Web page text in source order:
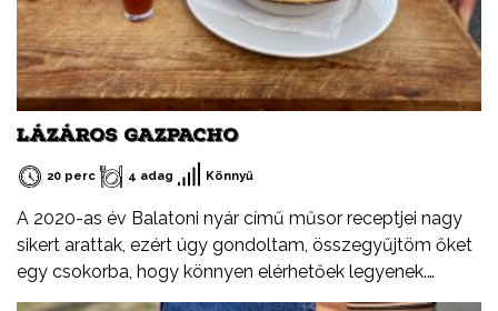
LÁZÁROS GAZPACHO
20 perc 4 adag Könnyű
A 2020-as év Balatoni nyár című műsor receptjei nagy
sikert arattak, ezért úgy gondoltam, összegyűjtöm őket
egy csokorba, hogy könnyen elérhetőek legyenek.
Ezeket a recepteket nem csak nyáron, hanem az év